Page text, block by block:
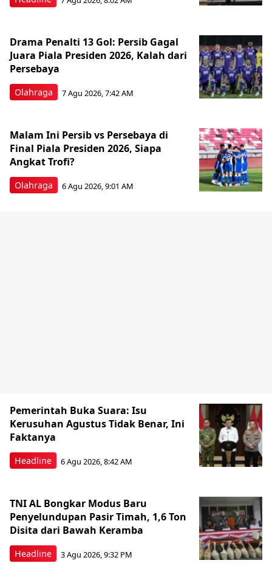
Olahraga
Drama Penalti 13 Gol: Persib Gagal
Juara Piala Presiden 2026, Kalah dari
Persebaya
7 Agu 2026, 7:42 AM
Olahraga
Malam Ini Persib vs Persebaya di
Final Piala Presiden 2026, Siapa
Angkat Trofi?
6 Agu 2026, 9:01 AM
Headline
Pemerintah Buka Suara: Isu
Kerusuhan Agustus Tidak Benar, Ini
Faktanya
6 Agu 2026, 8:42 AM
Headline
TNI AL Bongkar Modus Baru
Penyelundupan Pasir Timah, 1,6 Ton
Disita dari Bawah Keramba
3 Agu 2026, 9:32 PM